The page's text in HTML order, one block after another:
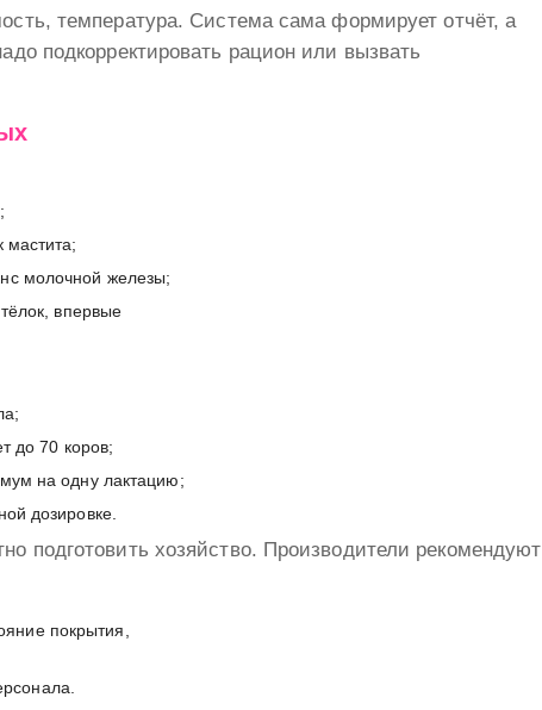
температура. Система сама формирует отчёт, а
подкорректировать рацион или вызвать
мастита;
молочной железы;
впервые
до 70 коров;
на одну лактацию;
дозировке.
подготовить хозяйство. Производители рекомендуют
покрытия,